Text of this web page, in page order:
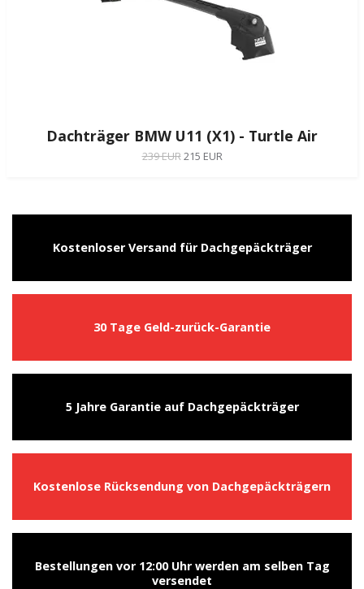
Dachträger BMW U11 (X1) - Turtle Air
239 EUR215 EUR
Kostenloser Versand für Dachgepäckträger
30 Tage Geld-zurück-Garantie
5 Jahre Garantie auf Dachgepäckträger
Kostenlose Rücksendung von Dachgepäckträgern
Bestellungen vor 12:00 Uhr werden am selben Tag
versendet